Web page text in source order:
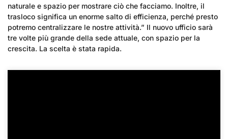
naturale e spazio per mostrare ciò che facciamo. Inoltre, il
trasloco significa un enorme salto di efficienza, perché presto
potremo centralizzare le nostre attività.” Il nuovo ufficio sarà
tre volte più grande della sede attuale, con spazio per la
crescita. La scelta è stata rapida.